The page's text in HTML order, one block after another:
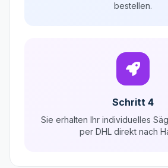
bestellen.
Schritt 4
Sie erhalten Ihr individuelles
per DHL direkt nach